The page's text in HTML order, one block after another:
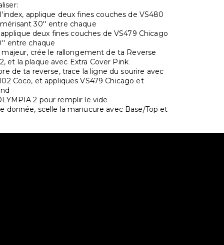
applique deux fines couches de VS480
30'' entre chaque
deux fines couches de VS479 Chicago
entre chaque
crée le rallongement de ta Reverse
et la plaque avec Extra Cover Pink
de ta reverse, trace la ligne du sourire avec
Coco, et appliques VS479 Chicago et
2 pour remplir le vide
donnée, scelle la manucure avec Base/Top et